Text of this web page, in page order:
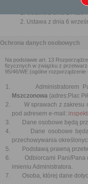
Ustawa z dnia 14
Ustawa z dnia 6
Ochrona danych osobowych
Na podstawie art. 13
fizycznych w związku z
95/46/WE (ogólne
Administratorem
Mszczonowa (adres:Plac
W sprawach z zakresu
pod adresem e-mail:
Dane osobowe będą
Dane osobowe będą
przechowywania
Podstawą prawną
Odbiorcami Pani/Pana
imieniu Administratora.
Osoba, której dane